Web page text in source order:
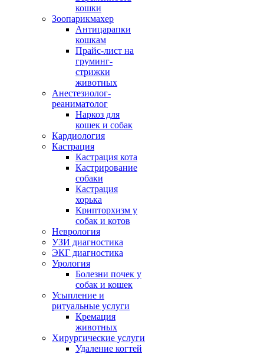
кошки
Зоопарикмахер
Антицарапки
кошкам
Прайс-лист на
груминг-
стрижки
животных
Анестезиолог-
реаниматолог
Наркоз для
кошек и собак
Кардиология
Кастрация
Кастрация кота
Кастрирование
собаки
Кастрация
хорька
Крипторхизм у
собак и котов
Неврология
УЗИ диагностика
ЭКГ диагностика
Урология
Болезни почек у
собак и кошек
Усыпление и
ритуальные услуги
Кремация
животных
Хирургические услуги
Удаление когтей